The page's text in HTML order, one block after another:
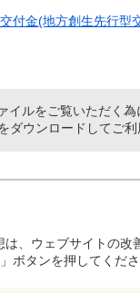
付金(地方創生先行型
イルをご覧いただく
ダウンロードしてご利
、ウェブサイトの改
ボタンを押してくださ